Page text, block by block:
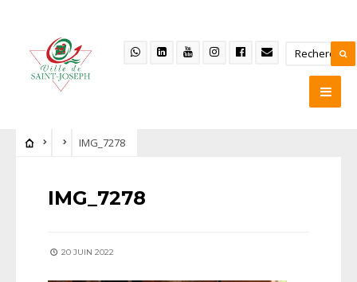
IMG_7278
IMG_7278
20 JUIN 2022